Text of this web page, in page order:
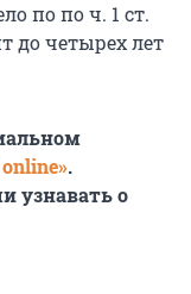
по по ч. 1 ст.
до четырех лет
.
узнавать о